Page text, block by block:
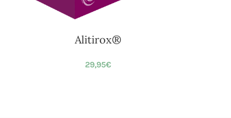
Alitirox®
29,95€